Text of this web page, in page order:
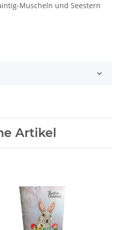
Muscheln und Seestern
Artikel